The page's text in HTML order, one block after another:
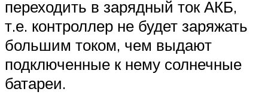
переходить в зарядный ток АКБ,
т.е. контроллер не будет заряжать
большим током, чем выдают
подключенные к нему солнечные
батареи.